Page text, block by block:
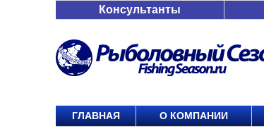
Консультанты
ГЛАВНАЯ О КОМПАНИИ